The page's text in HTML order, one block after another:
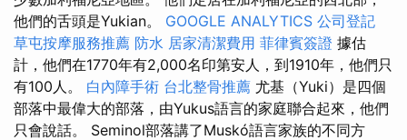
他們的舌頭是Yukian。 GOOGLE ANALYTICS 公司登記
草屯按摩服務推薦 防水 居家清潔費用 菲律賓簽證 據估
計，他們在1770年有2,000名印第安人，到1910年，他們只
有100人。 白內障手術 台北整骨推薦 尤基（Yuki）是四個
部落中最偉大的部落，由Yukus語言的家庭聯合起來，他們
只會說話。 Seminol部落講了Muskó語言家族的不同方